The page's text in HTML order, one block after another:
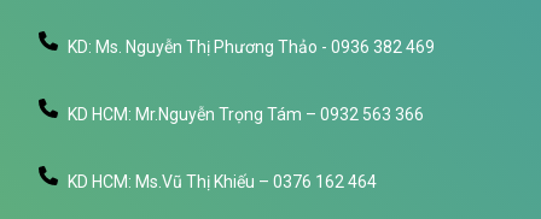
KD: Ms. Nguyễn Thị Phương Thảo - 0936 382 469
KD HCM: Mr.Nguyễn Trọng Tám – 0932 563 366
KD HCM: Ms.Vũ Thị Khiếu – 0376 162 464